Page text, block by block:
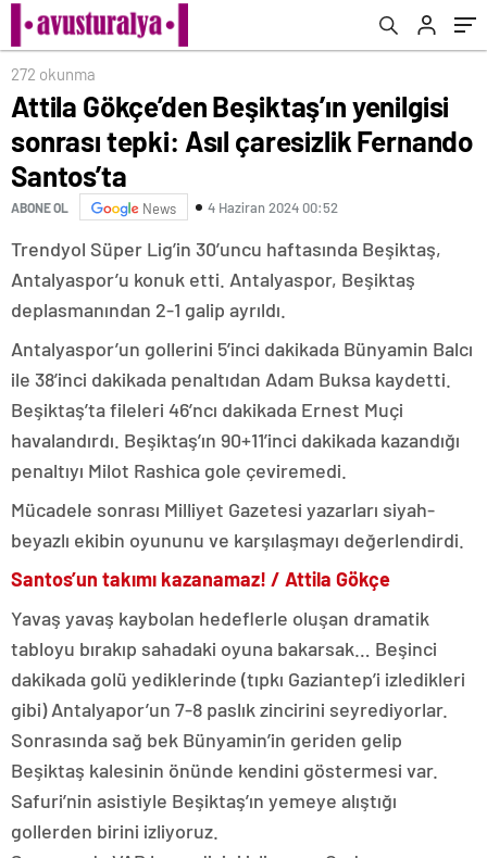
272 okunma
Attila Gökçe’den Beşiktaş’ın yenilgisi
sonrası tepki: Asıl çaresizlik Fernando
Santos’ta
ABONE OL News 4 Haziran 2024 00:52
Trendyol Süper Lig’in 30’uncu haftasında Beşiktaş,
Antalyaspor’u konuk etti. Antalyaspor, Beşiktaş
deplasmanından 2-1 galip ayrıldı.
Antalyaspor’un gollerini 5’inci dakikada Bünyamin Balcı
ile 38’inci dakikada penaltıdan Adam Buksa kaydetti.
Beşiktaş’ta fileleri 46’ncı dakikada Ernest Muçi
havalandırdı. Beşiktaş’ın 90+11’inci dakikada kazandığı
penaltıyı Milot Rashica gole çeviremedi.
Mücadele sonrası Milliyet Gazetesi yazarları siyah-
beyazlı ekibin oyununu ve karşılaşmayı değerlendirdi.
Santos’un takımı kazanamaz! / Attila Gökçe
Yavaş yavaş kaybolan hedeflerle oluşan dramatik
tabloyu bırakıp sahadaki oyuna bakarsak… Beşinci
dakikada golü yediklerinde (tıpkı Gaziantep’i izledikleri
gibi) Antalyapor’un 7-8 paslık zincirini seyrediyorlar.
Sonrasında sağ bek Bünyamin’in geriden gelip
Beşiktaş kalesinin önünde kendini göstermesi var.
Safuri’nin asistiyle Beşiktaş’ın yemeye alıştığı
gollerden birini izliyoruz.